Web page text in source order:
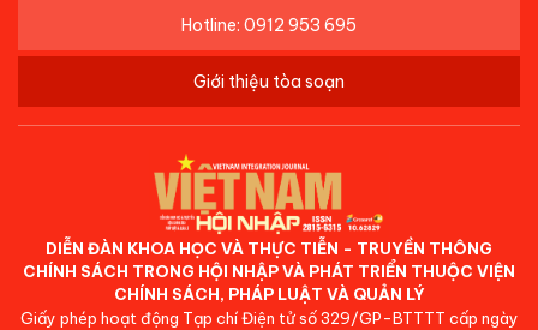
Hotline: 0912 953 695
Giới thiệu tòa soạn
DIỄN ĐÀN KHOA HỌC VÀ THỰC TIỄN - TRUYỀN THÔNG
CHÍNH SÁCH TRONG HỘI NHẬP VÀ PHÁT TRIỂN THUỘC VIỆN
CHÍNH SÁCH, PHÁP LUẬT VÀ QUẢN LÝ
Giấy phép hoạt động Tạp chí Điện tử số 329/GP-BTTTT cấp ngày